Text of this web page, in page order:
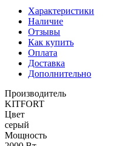
Характеристики
Наличие
Отзывы
Как купить
Оплата
Доставка
Дополнительно
Производитель
KITFORT
Цвет
серый
Мощность